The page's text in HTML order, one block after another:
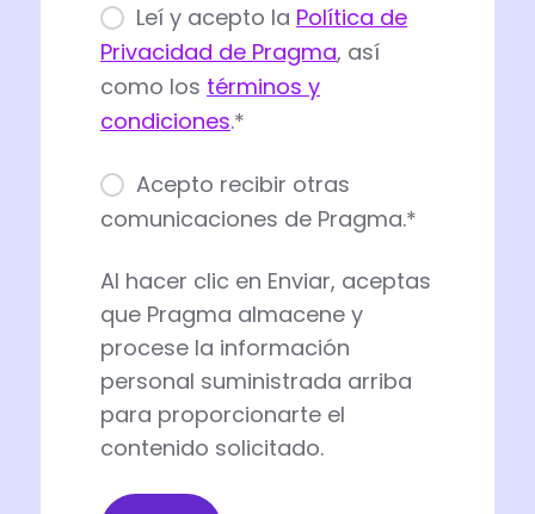
Leí y acepto la Política de
Privacidad de Pragma, así
como los términos y
condiciones.*
Acepto recibir otras
comunicaciones de Pragma.*
Al hacer clic en Enviar, aceptas
que Pragma almacene y
procese la información
personal suministrada arriba
para proporcionarte el
contenido solicitado.